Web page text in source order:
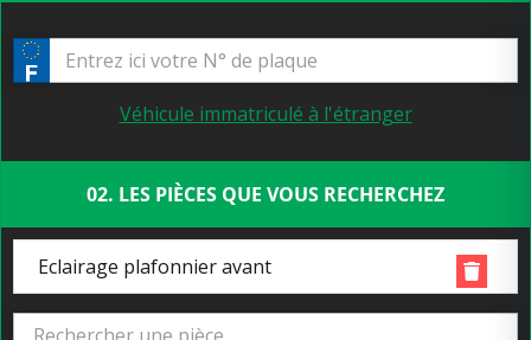
Véhicule immatriculé à l'étranger
02. LES PIÈCES QUE VOUS RECHERCHEZ
Eclairage plafonnier avant